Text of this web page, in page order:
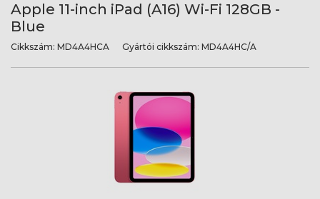
Apple 11-inch iPad (A16) Wi-Fi 128GB -
Blue
Cikkszám: MD4A4HCA Gyártói cikkszám: MD4A4HC/A